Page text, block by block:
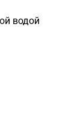
водой